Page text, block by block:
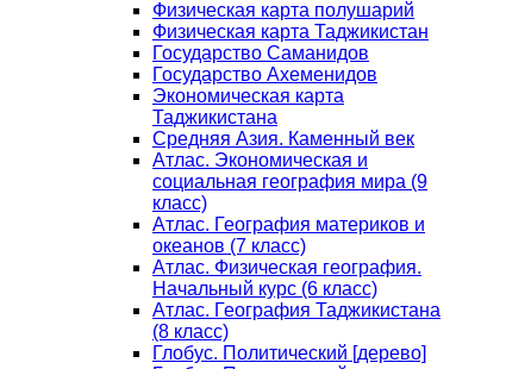
Физическая карта полушарий
Физическая карта Таджикистан
Государство Саманидов
Государство Ахеменидов
Экономическая карта
Таджикистана
Средняя Азия. Каменный век
Атлас. Экономическая и
социальная география мира (9
класс)
Атлас. География материков и
океанов (7 класс)
Атлас. Физическая география.
Начальный курс (6 класс)
Атлас. География Таджикистана
(8 класс)
Глобус. Политический [дерево]